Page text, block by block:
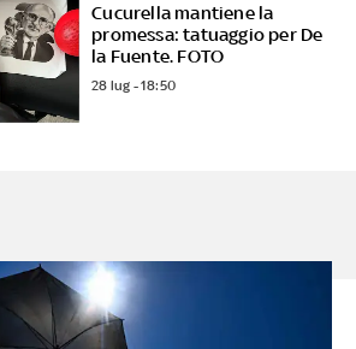
Cucurella mantiene la
promessa: tatuaggio per De
la Fuente. FOTO
28 lug - 18:50